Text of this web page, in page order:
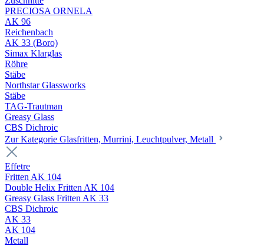
PRECIOSA ORNELA
AK 96
Reichenbach
AK 33 (Boro)
Simax Klarglas
Röhre
Stäbe
Northstar Glassworks
Stäbe
TAG-Trautman
Greasy Glass
CBS Dichroic
Zur Kategorie Glasfritten, Murrini, Leuchtpulver, Metall
Effetre
Fritten AK 104
Double Helix Fritten AK 104
Greasy Glass Fritten AK 33
CBS Dichroic
AK 33
AK 104
Metall